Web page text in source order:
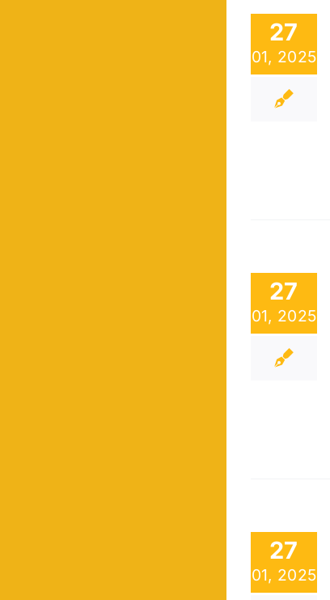
27
01, 2025
27
01, 2025
27
01, 2025